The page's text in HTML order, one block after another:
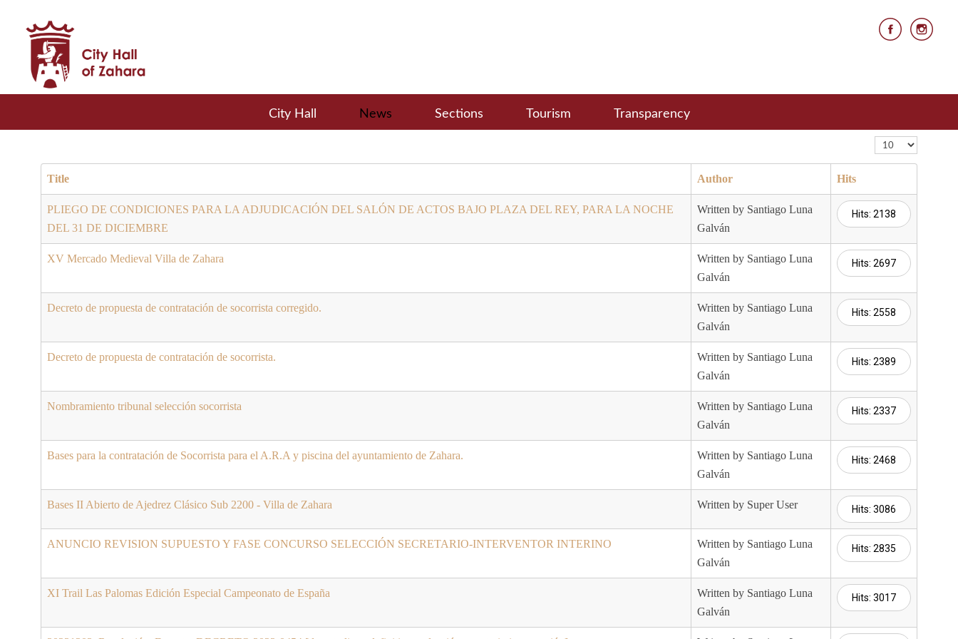
City Hall News Sections Tourism Transparency
Display #
Title Author Hits
PLIEGO DE CONDICIONES PARA LA ADJUDICACIÓN DEL SALÓN DE ACTOS BAJO PLAZA DEL REY, PARA LA NOCHE
DEL 31 DE DICIEMBRE
Written by Santiago Luna
Galván
Hits: 2138
XV Mercado Medieval Villa de Zahara
Written by Santiago Luna
Galván
Hits: 2697
Decreto de propuesta de contratación de socorrista corregido.
Written by Santiago Luna
Galván
Hits: 2558
Decreto de propuesta de contratación de socorrista.
Written by Santiago Luna
Galván
Hits: 2389
Nombramiento tribunal selección socorrista
Written by Santiago Luna
Galván
Hits: 2337
Bases para la contratación de Socorrista para el A.R.A y piscina del ayuntamiento de Zahara.
Written by Santiago Luna
Galván
Hits: 2468
Bases II Abierto de Ajedrez Clásico Sub 2200 - Villa de Zahara Written by Super User Hits: 3086
ANUNCIO REVISION SUPUESTO Y FASE CONCURSO SELECCIÓN SECRETARIO-INTERVENTOR INTERINO
Written by Santiago Luna
Galván
Hits: 2835
XI Trail Las Palomas Edición Especial Campeonato de España
Written by Santiago Luna
Galván
Hits: 3017